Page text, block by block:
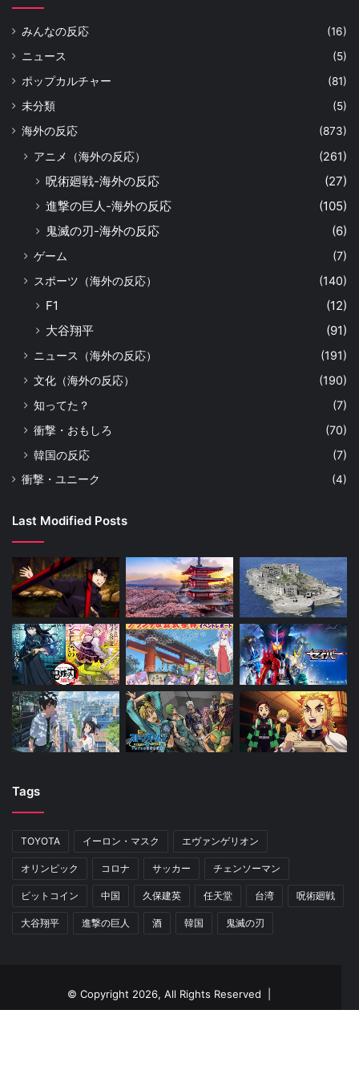
みんなの反応
(16)
ニュース
(5)
ポップカルチャー
(81)
未分類
(5)
海外の反応
(873)
アニメ（海外の反応） (261)
呪術廻戦-海外の反応
(27)
進撃の巨人-海外の反応
(105)
鬼滅の刃-海外の反応
(6)
ゲーム
(7)
スポーツ（海外の反応）
(140)
F1
(12)
大谷翔平
(91)
ニュース（海外の反応）
(191)
文化（海外の反応）
(190)
知ってた？
(7)
衝撃・おもしろ
(70)
韓国の反応
(7)
衝撃・ユニーク (4)
Last Modified Posts
Tags
TOYOTA イーロン・マスク エヴァンゲリオン
オリンピック コロナ サッカー チェンソーマン
ビットコイン 中国 久保建英 任天堂 台湾 呪術廻戦
大谷翔平 進撃の巨人 酒 韓国 鬼滅の刃
© Copyright 2026, All Rights Reserved |